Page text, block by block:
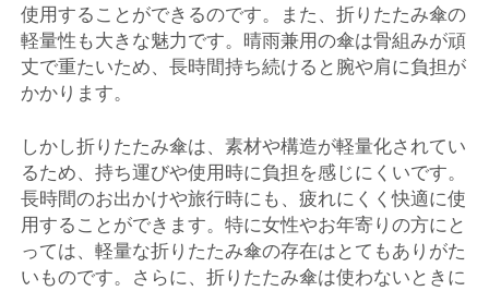
使用することができるのです。また、折りたたみ傘の
軽量性も大きな魅力です。晴雨兼用の傘は骨組みが頑
丈で重たいため、長時間持ち続けると腕や肩に負担が
かかります。
しかし折りたたみ傘は、素材や構造が軽量化されてい
るため、持ち運びや使用時に負担を感じにくいです。
長時間のお出かけや旅行時にも、疲れにくく快適に使
用することができます。特に女性やお年寄りの方にと
っては、軽量な折りたたみ傘の存在はとてもありがた
いものです。さらに、折りたたみ傘は使わないときに